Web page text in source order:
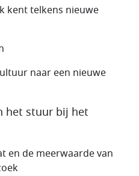
kent telkens nieuwe
naar een nieuwe
het stuur bij het
en de meerwaarde van